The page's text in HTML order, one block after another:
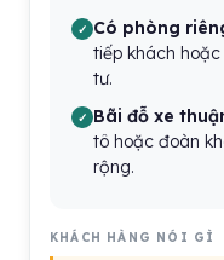
Có phòng
tiếp khách
tư.
Bãi đỗ xe
tô hoặc đoàn
rộng.
KHÁCH HÀNG NÓI GÌ